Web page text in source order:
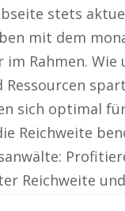
stets
mit dem
Rahmen. Wie
Ressourcen
sich optimal
Reichweite
Reichweite